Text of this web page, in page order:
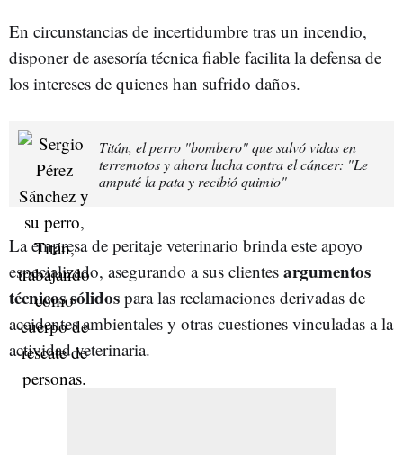
En circunstancias de incertidumbre tras un incendio,
disponer de asesoría técnica fiable facilita la defensa de
los intereses de quienes han sufrido daños.
Titán, el perro "bombero" que salvó vidas en
terremotos y ahora lucha contra el cáncer: "Le
amputé la pata y recibió quimio"
La empresa de peritaje veterinario brinda este apoyo
especializado, asegurando a sus clientes argumentos
técnicos sólidos para las reclamaciones derivadas de
accidentes ambientales y otras cuestiones vinculadas a la
actividad veterinaria.